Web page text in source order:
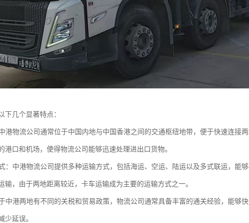
下几个显著特点：
港物流公司通常位于中国内地与中国香港之间的交通枢纽地带，便于快速连接
港口和机场，使得物流公司能够迅速处理进出口货物。
：中港物流公司提供多种运输方式，包括海运、空运、陆运以及多式联运，能
输，由于两地距离较近，卡车运输成为主要的运输方式之一。
中港两地有不同的关税和贸易政策，物流公司通常具备丰富的通关经验，能够
少延误。